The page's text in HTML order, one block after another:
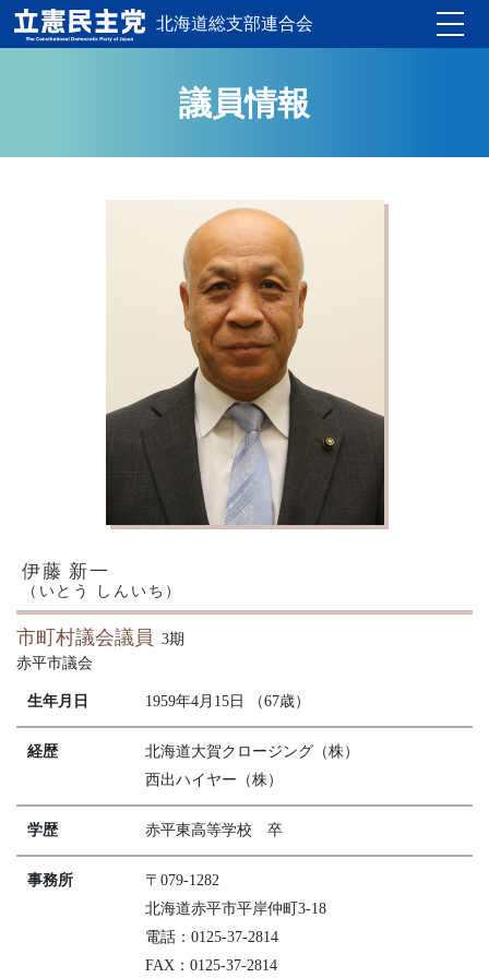
北海道総支部連合会
議員情報
伊藤 新一
（いとう しんいち）
市町村議会議員 3期
赤平市議会
生年月日 1959年4月15日 （67歳）
経歴
北海道大賀クロージング（株）
西出ハイヤー（株）
学歴 赤平東高等学校 卒
事務所
〒079-1282
北海道赤平市平岸仲町3-18
電話：0125-37-2814
FAX：0125-37-2814